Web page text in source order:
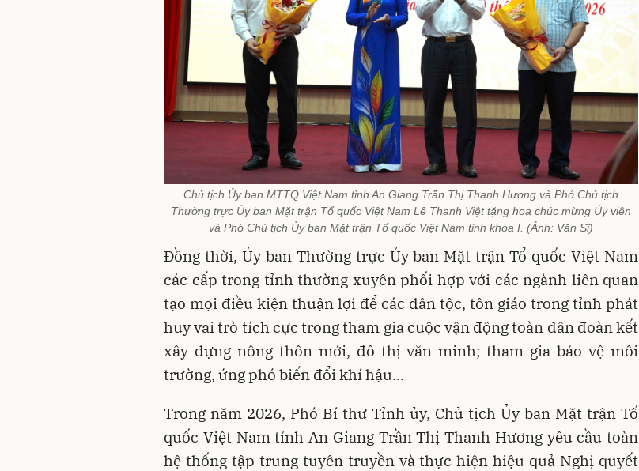
Chủ tịch Ủy ban MTTQ Việt Nam tỉnh An Giang Trần Thị Thanh Hương và Phó Chủ tịch
Thường trực Ủy ban Mặt trận Tổ quốc Việt Nam Lê Thanh Việt tặng hoa chúc mừng Ủy viên
và Phó Chủ tịch Ủy ban Mặt trận Tổ quốc Việt Nam tỉnh khóa I. (Ảnh: Văn Sĩ)
Đồng thời, Ủy ban Thường trực Ủy ban Mặt trận Tổ quốc Việt Nam
các cấp trong tỉnh thường xuyên phối hợp với các ngành liên quan
tạo mọi điều kiện thuận lợi để các dân tộc, tôn giáo trong tỉnh phát
huy vai trò tích cực trong tham gia cuộc vận động toàn dân đoàn kết
xây dựng nông thôn mới, đô thị văn minh; tham gia bảo vệ môi
trường, ứng phó biến đổi khí hậu...
Trong năm 2026, Phó Bí thư Tỉnh ủy, Chủ tịch Ủy ban Mặt trận Tổ
quốc Việt Nam tỉnh An Giang Trần Thị Thanh Hương yêu cầu toàn
hệ thống tập trung tuyên truyền và thực hiện hiệu quả Nghị quyết